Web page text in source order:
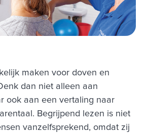
maken voor doven en
dan niet alleen aan
ook aan een vertaling naar
Begrijpend lezen is niet
vanzelfsprekend, omdat zij